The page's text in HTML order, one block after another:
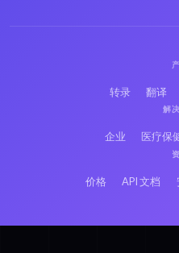
转录 翻译
解
企业 医疗保
价格 API 文档